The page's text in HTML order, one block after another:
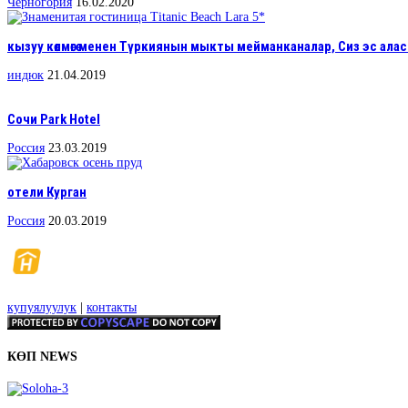
кызуу көлмөгө менен Түркиянын мыкты мейманканалар, Сиз эс
индюк 21.04.2019
Сочи Park Hotel
Россия 23.03.2019
отели Курган
Россия 20.03.2019
купуялуулук | контакты
КӨП NEWS